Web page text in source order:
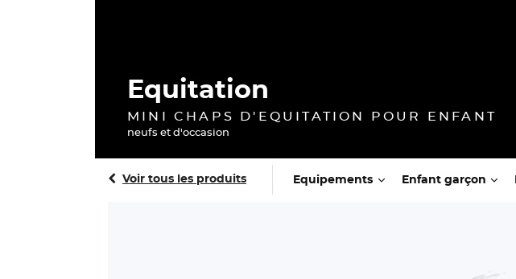
Equitation
MINI CHAPS D'EQUITATION POUR ENFANT
neufs et d'occasion
Equipements Enfant garçon
Voir tous les produits